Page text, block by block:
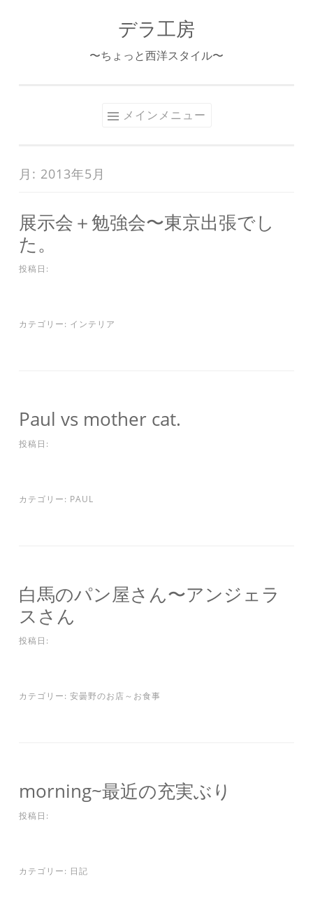
ッ
デラ工房
〜ちょっと西洋スタイル〜
メインメニュー
月: 2013年5月
展示会＋勉強会〜東京出張でし
た。
投稿日:
カテゴリー: インテリア
Paul vs mother cat.
投稿日:
カテゴリー: PAUL
白馬のパン屋さん〜アンジェラ
スさん
投稿日:
カテゴリー: 安曇野のお店～お食事
morning~最近の充実ぶり
投稿日:
カテゴリー: 日記